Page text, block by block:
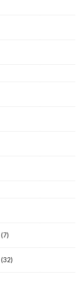
(7)
(32)